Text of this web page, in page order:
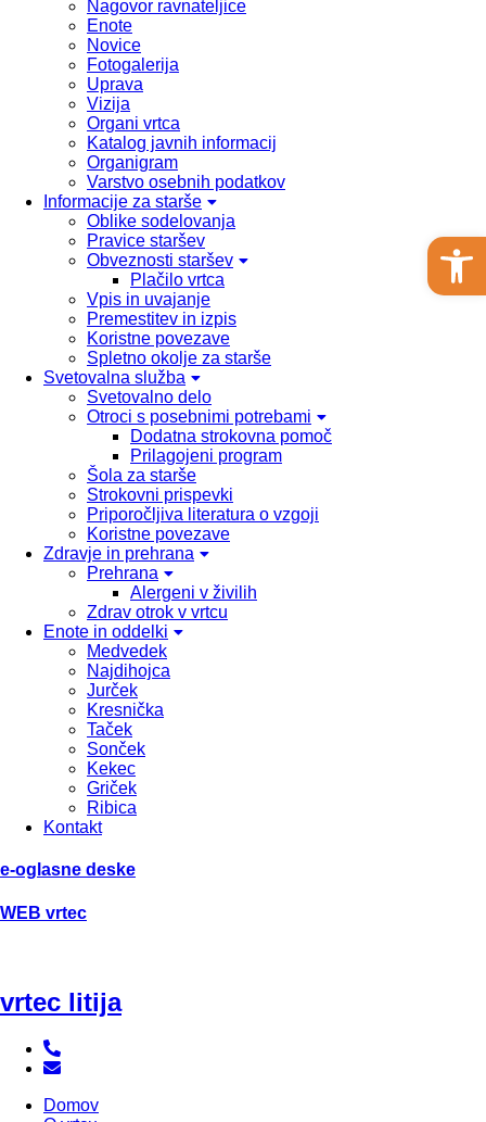
Nagovor ravnateljice
Enote
Novice
Fotogalerija
Uprava
Vizija
Organi vrtca
Katalog javnih informacij
Organigram
Varstvo osebnih podatkov
Informacije za starše
Oblike sodelovanja
Pravice staršev
Obveznosti staršev
Plačilo vrtca
Vpis in uvajanje
Premestitev in izpis
Koristne povezave
Spletno okolje za starše
Svetovalna služba
Svetovalno delo
Otroci s posebnimi potrebami
Dodatna strokovna pomoč
Prilagojeni program
Šola za starše
Strokovni prispevki
Priporočljiva literatura o vzgoji
Koristne povezave
Zdravje in prehrana
Prehrana
Alergeni v živilih
Zdrav otrok v vrtcu
Enote in oddelki
Medvedek
Najdihojca
Jurček
Kresnička
Taček
Sonček
Kekec
Griček
Ribica
Kontakt
e-oglasne deske
WEB vrtec
vrtec litija
Domov